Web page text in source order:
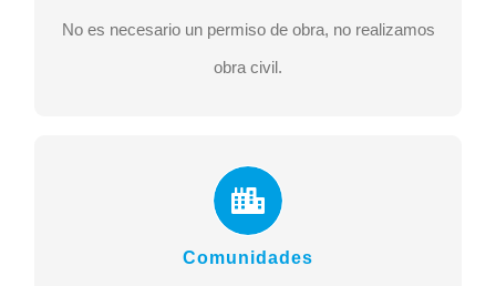
No es necesario un permiso de obra, no realizamos
obra civil.
Comunidades
Comunidades de Vecinos
Nos encargamos de los permisos municipales de
nuestro equipo.